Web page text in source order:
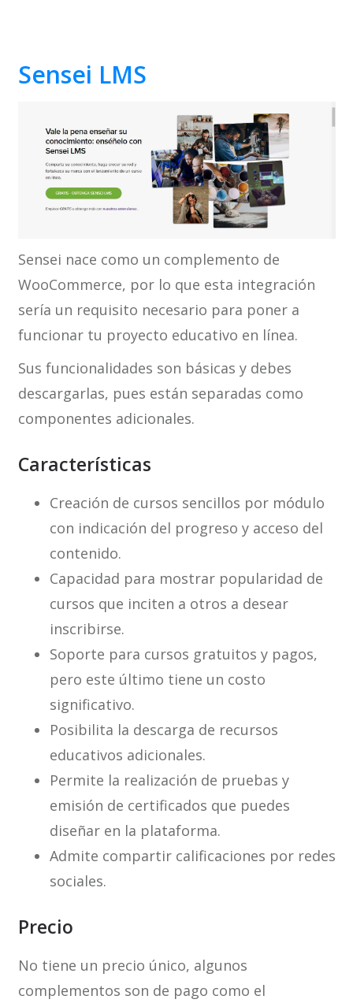
Sensei LMS
Sensei nace como un complemento de
WooCommerce, por lo que esta integración
sería un requisito necesario para poner a
funcionar tu proyecto educativo en línea.
Sus funcionalidades son básicas y debes
descargarlas, pues están separadas como
componentes adicionales.
Características
Creación de cursos sencillos por módulo
con indicación del progreso y acceso del
contenido.
Capacidad para mostrar popularidad de
cursos que inciten a otros a desear
inscribirse.
Soporte para cursos gratuitos y pagos,
pero este último tiene un costo
significativo.
Posibilita la descarga de recursos
educativos adicionales.
Permite la realización de pruebas y
emisión de certificados que puedes
diseñar en la plataforma.
Admite compartir calificaciones por redes
sociales.
Precio
No tiene un precio único, algunos
complementos son de pago como el